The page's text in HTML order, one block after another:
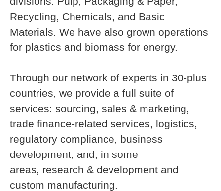
Recycling, Chemicals, and Basic
Materials. We have also grown operations
for plastics and biomass for energy.
Through our network of experts in 30-plus
countries, we provide a full suite of
services: sourcing, sales & marketing,
trade finance-related services, logistics,
regulatory compliance, business
development, and, in some
areas, research & development and
custom manufacturing.